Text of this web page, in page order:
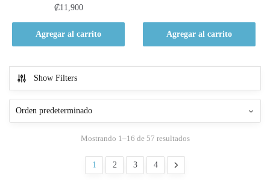
₡11,900
Agregar al carrito Agregar al carrito
Show Filters
Mostrando 1–16 de 57 resultados
1 2 3 4